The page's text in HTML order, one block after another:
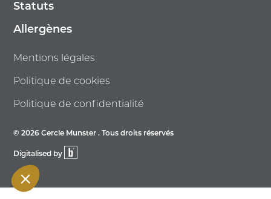
Statuts
Allergènes
Mentions légales
Politique de cookies
Politique de confidentialité
© 2026 Cercle Munster . Tous droits réservés
Digitalised by